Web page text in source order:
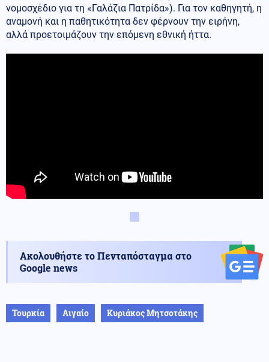
νομοσχέδιο για τη «Γαλάζια Πατρίδα»). Για τον καθηγητή, η
αναμονή και η παθητικότητα δεν φέρνουν την ειρήνη,
αλλά προετοιμάζουν την επόμενη εθνική ήττα.
Ακολουθήστε το Πενταπόσταγμα στο
Google news
Τουρκία Αιγαίο Κυριάκος Μητσοτάκης